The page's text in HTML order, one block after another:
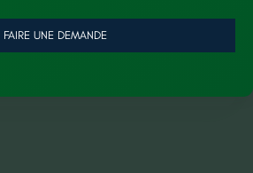
FAIRE UNE DEMANDE